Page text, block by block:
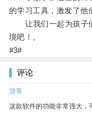
的学习工具，激发了他
让我们一起为孩子
境吧！。
#3#
评论
游客
这款软件的功能非常强大，